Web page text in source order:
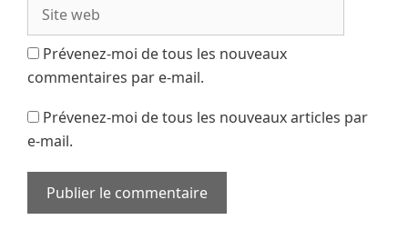
Prévenez-moi de tous les nouveaux
commentaires par e-mail.
Prévenez-moi de tous les nouveaux articles par
e-mail.